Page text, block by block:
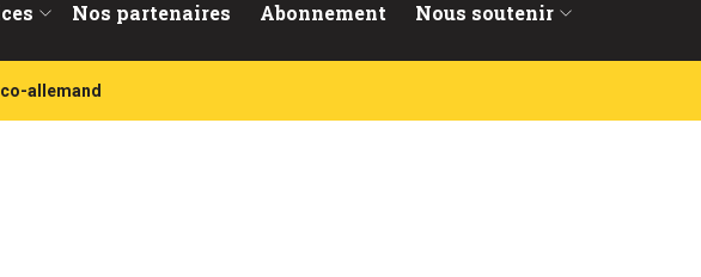
Nos partenaires Abonnement Nous soutenir
allemand